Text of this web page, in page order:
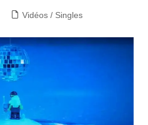
Vidéos / Singles